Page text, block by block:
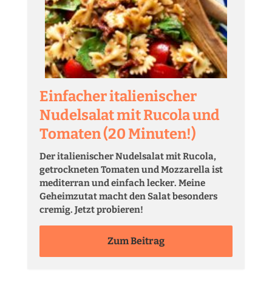
Einfacher italienischer
Nudelsalat mit Rucola und
Tomaten (20 Minuten!)
Der italienischer Nudelsalat mit Rucola,
getrockneten Tomaten und Mozzarella ist
mediterran und einfach lecker. Meine
Geheimzutat macht den Salat besonders
cremig. Jetzt probieren!
Zum Beitrag